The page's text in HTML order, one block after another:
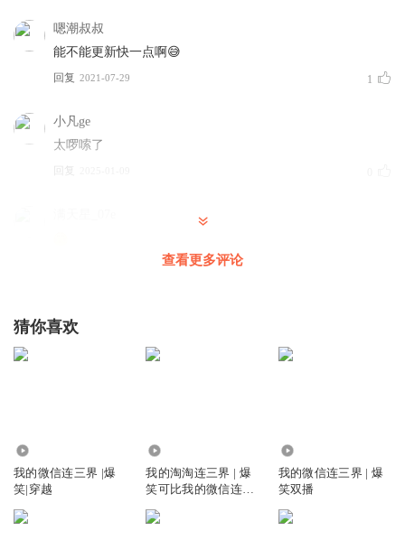
嗯潮叔叔
能不能更新快一点啊😅
回复 2021-07-29 1
小凡ge
太啰嗦了
回复
境界
查看更多评论
猜你喜欢
我的微信连三界 |爆
笑|穿越
我的淘淘连三界 | 爆
笑可比我的微信连三
我的微信连三界 | 爆
笑双播